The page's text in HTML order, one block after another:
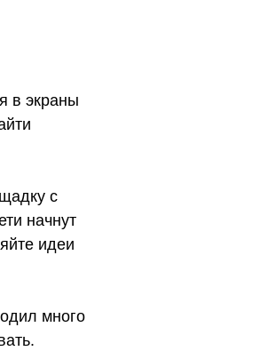
в экраны
с
начнут
идеи
много